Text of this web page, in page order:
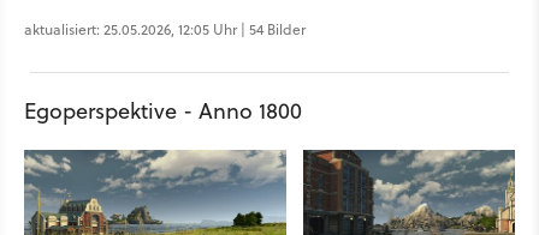
aktualisiert: 25.05.2026, 12:05 Uhr | 54 Bilder
Egoperspektive - Anno 1800